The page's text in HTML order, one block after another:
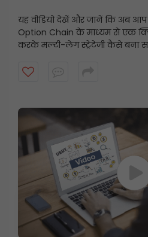
यह वीडियो देखें और जानें कि अब आप
Option Chain के माध्यम से एक
करके मल्टी-लेग स्ट्रेटेजी कैसे बना